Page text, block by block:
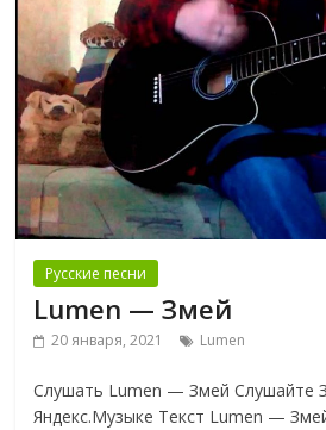
Русские песни
Lumen — Змей
20 января, 2021 Lumen
Слушать Lumen — Змей Слушайте
Яндекс.Музыке Текст Lumen —